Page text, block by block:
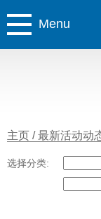
Menu
主页 最新活动动
选择分类: